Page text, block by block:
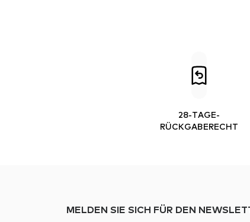
28-TAGE-
RÜCKGABERECHT
MELDEN SIE SICH FÜR DEN